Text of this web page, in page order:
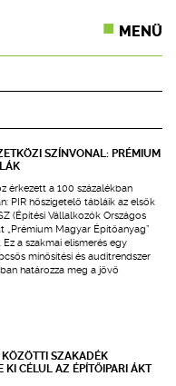
MENÜ
SZÍNVONAL: PRÉMIUM
érkezett a 100 százalékban
PIR hőszigetelő tábláik az elsők
(Építési Vállalkozók Országos
„Prémium Magyar Építőanyag”
a szakmai elismerés egy
minősítési és auditrendszer
határozza meg a jövő
KÖZÖTTI SZAKADÉK
KI CÉLUL AZ ÉPÍTŐIPARI ÁKT